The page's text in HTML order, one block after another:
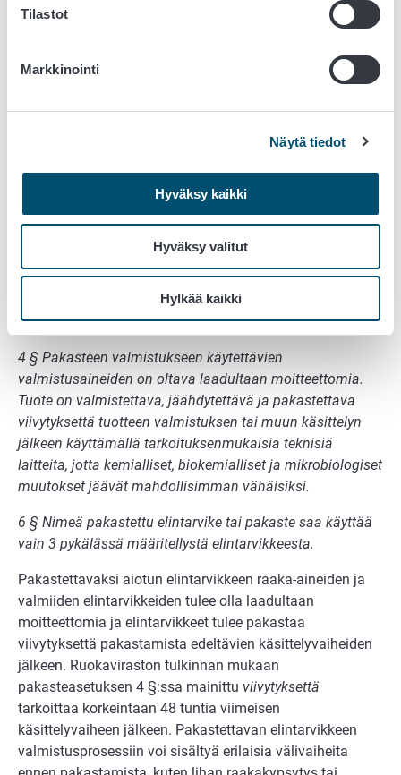
Tilastot
Markkinointi
Näytä tiedot
Hyväksy kaikki
Hyväksy valitut
Hylkää kaikki
ohjeistettu tarkemmin
Maa- ja metsätalousministeriön asetus pakasteista
818/2012 (jäljempänä MMMa 818/2012) mukaisesti
3 §Pakastetulla elintarvikkeella (pakaste) tarkoitetaan
joka on jäädytetty pakastamiseksi kutsutulla
jäädytysmenetelmällä, jossa maksimaalinen
kiteenmuodostus etenee elintarviketyypistä riippuen
jonka lopullinen lämpötila pidetään lämmön
tasaantumisen jälkeen -18 °C:ssa tai sitä
kylmempänä elintarvikkeen kaikissa osissa, ja
joka myydään tai muuten luovutetaan pakastettuna.
4 § Pakasteen valmistukseen käytettävien
valmistusaineiden on oltava laadultaan moitteettomia.
Tuote on valmistettava, jäähdytettävä ja pakastettava
viivytyksettä tuotteen valmistuksen tai muun käsittelyn
jälkeen käyttämällä tarkoituksenmukaisia teknisiä
laitteita, jotta kemialliset, biokemialliset ja mikrobiologiset
muutokset jäävät mahdollisimman vähäisiksi.
6 § Nimeä pakastettu elintarvike tai pakaste saa käyttää
vain 3 pykälässä määritellystä elintarvikkeesta.
Pakastettavaksi aiotun elintarvikkeen raaka-aineiden ja
valmiiden elintarvikkeiden tulee olla laadultaan
moitteettomia ja elintarvikkeet tulee pakastaa
viivytyksettä pakastamista edeltävien käsittelyvaiheiden
jälkeen. Ruokaviraston tulkinnan mukaan
pakasteasetuksen 4 §:ssa mainittu viivytyksettä
tarkoittaa korkeintaan 48 tuntia viimeisen
käsittelyvaiheen jälkeen. Pakastettavan elintarvikkeen
valmistusprosessiin voi sisältyä erilaisia välivaiheita